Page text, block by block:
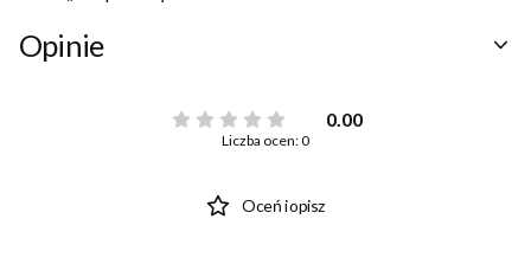
Opinie
0.00
Liczba ocen: 0
Oceń i opisz